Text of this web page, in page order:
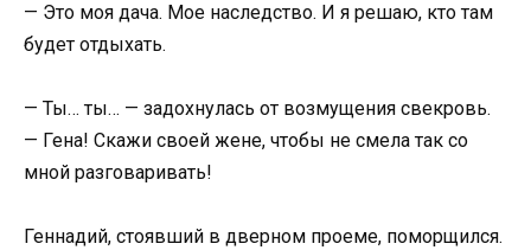
— Это моя дача. Мое наследство. И я решаю, кто там
будет отдыхать.
— Ты… ты… — задохнулась от возмущения свекровь.
— Гена! Скажи своей жене, чтобы не смела так со
мной разговаривать!
Геннадий, стоявший в дверном проеме, поморщился.